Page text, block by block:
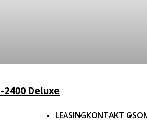
2400 Deluxe
KONTAKT OS
LEASING